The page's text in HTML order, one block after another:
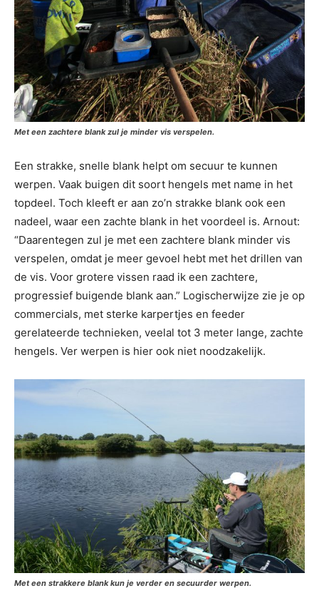
Met een zachtere blank zul je minder vis verspelen.
Een strakke, snelle blank helpt om secuur te kunnen
werpen. Vaak buigen dit soort hengels met name in het
topdeel. Toch kleeft er aan zo’n strakke blank ook een
nadeel, waar een zachte blank in het voordeel is. Arnout:
“Daarentegen zul je met een zachtere blank minder vis
verspelen, omdat je meer gevoel hebt met het drillen van
de vis. Voor grotere vissen raad ik een zachtere,
progressief buigende blank aan.” Logischerwijze zie je op
commercials, met sterke karpertjes en feeder
gerelateerde technieken, veelal tot 3 meter lange, zachte
hengels. Ver werpen is hier ook niet noodzakelijk.
Met een strakkere blank kun je verder en secuurder werpen.